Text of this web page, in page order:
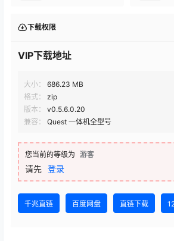
下载权限
VIP下载地址
大小：
686.23 MB
格式：
zip
版本：
v0.5.6.0.20
兼容：
Quest 一体机全型号
您当前的等级为 游客
请先 登录
千兆直链 百度网盘 直链下载